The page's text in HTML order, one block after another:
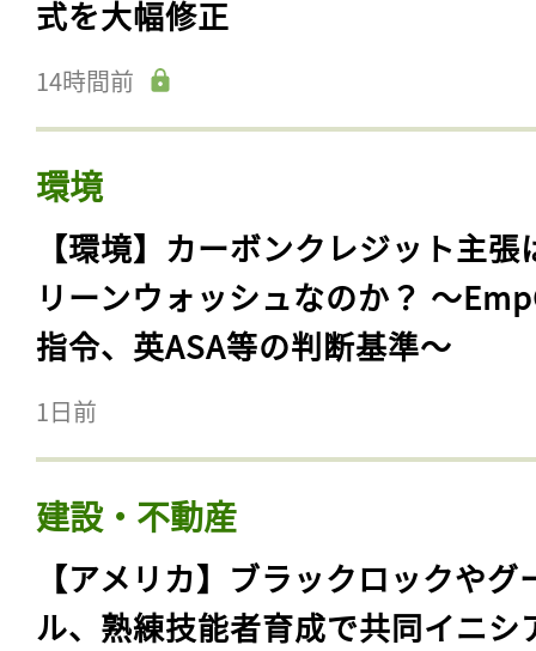
式を大幅修正
14時間前
環境
【環境】カーボンクレジット主張
リーンウォッシュなのか？ 〜
指令、英ASA等の判断基準〜
1日前
建設・不動産
【アメリカ】ブラックロックやグ
ル、熟練技能者育成で共同イニシ